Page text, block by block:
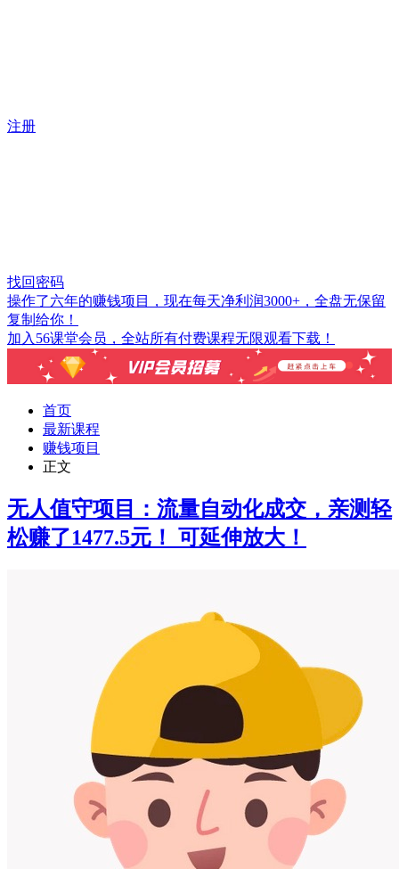
注册
找回密码
操作了六年的赚钱项目，现在每天净利润3000+，全盘无保留
复制给你！
加入56课堂会员，全站所有付费课程无限观看下载！
首页
最新课程
赚钱项目
正文
无人值守项目：流量自动化成交，亲测轻
松赚了1477.5元！ 可延伸放大！